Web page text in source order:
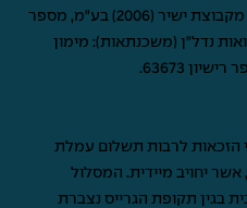
לפועל. הגורם המממן: מימון ישיר מקבוצת ישיר (2006) בע"מ, מספר
בהלוואות נדל"ן (משכנתאות): מימון
63673.
הזכאות לרבות תשלום עמלת
יחויב מיידית. המסלול
בגין תקופת הגרייס נצברת